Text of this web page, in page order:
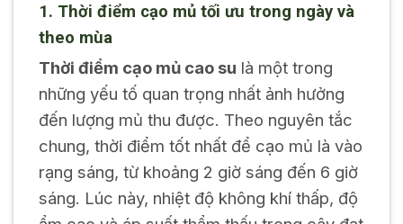
1. Thời điểm cạo mủ tối ưu trong ngày và
theo mùa
Thời điểm cạo mủ cao su là một trong
những yếu tố quan trọng nhất ảnh hưởng
đến lượng mủ thu được. Theo nguyên tắc
chung, thời điểm tốt nhất để cạo mủ là vào
rạng sáng, từ khoảng 2 giờ sáng đến 6 giờ
sáng. Lúc này, nhiệt độ không khí thấp, độ